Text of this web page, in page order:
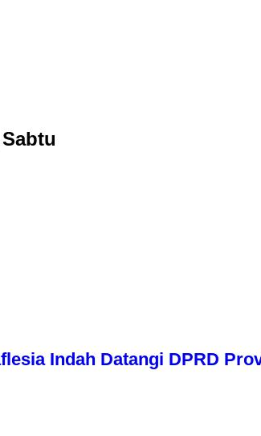
Indah Datangi DPRD